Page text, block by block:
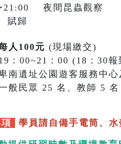
21:00 夜間昆蟲觀察
賦歸
人100元 (現場繳交)
：00~21：00 (18：30報
南遺址公園遊客服務中心
般民眾 25 名、教師 5 名
學員請自備手電筒、